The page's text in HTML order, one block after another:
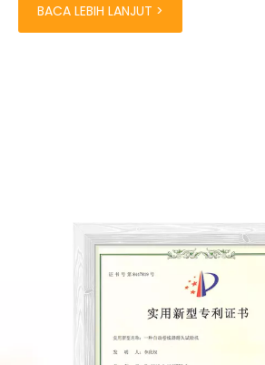
BACA LEBIH LANJUT >